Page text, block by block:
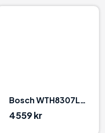
Bosch WTH8307LSN Hvid
4559 kr